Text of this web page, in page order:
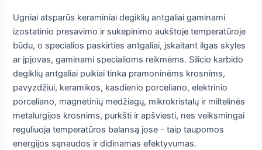
Ugniai atsparūs keraminiai degiklių antgaliai gaminami
izostatinio presavimo ir sukepinimo aukštoje temperatūroje
būdu, o specialios paskirties antgaliai, įskaitant ilgas skyles
ar įpjovas, gaminami specialioms reikmėms. Silicio karbido
degiklių antgaliai puikiai tinka pramoninėms krosnims,
pavyzdžiui, keramikos, kasdienio porceliano, elektrinio
porceliano, magnetinių medžiagų, mikrokristalų ir miltelinės
metalurgijos krosnims, purkšti ir apšviesti, nes veiksmingai
reguliuoja temperatūros balansą jose - taip taupomos
energijos sąnaudos ir didinamas efektyvumas.